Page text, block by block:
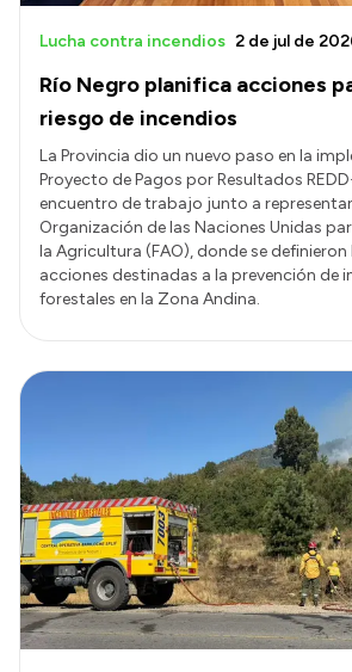
Río Negro planifica acciones
riesgo de incendios
Lucha contra incendios 2 de jul de
La Provincia dio un nuevo paso en la
Proyecto de Pagos por Resultados
encuentro de trabajo junto a
Organización de las Naciones Unidas
la Agricultura (FAO), donde se
acciones destinadas a la prevención de
forestales en la Zona Andina.